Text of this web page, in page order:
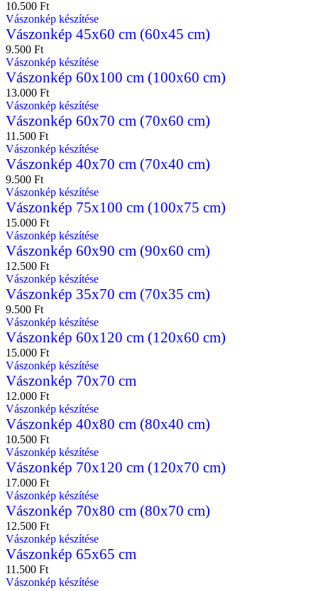
10.500 Ft
Vászonkép készítése
Vászonkép 45x60 cm (60x45 cm)
9.500 Ft
Vászonkép készítése
Vászonkép 60x100 cm (100x60 cm)
13.000 Ft
Vászonkép készítése
Vászonkép 60x70 cm (70x60 cm)
11.500 Ft
Vászonkép készítése
Vászonkép 40x70 cm (70x40 cm)
9.500 Ft
Vászonkép készítése
Vászonkép 75x100 cm (100x75 cm)
15.000 Ft
Vászonkép készítése
Vászonkép 60x90 cm (90x60 cm)
12.500 Ft
Vászonkép készítése
Vászonkép 35x70 cm (70x35 cm)
9.500 Ft
Vászonkép készítése
Vászonkép 60x120 cm (120x60 cm)
15.000 Ft
Vászonkép készítése
Vászonkép 70x70 cm
12.000 Ft
Vászonkép készítése
Vászonkép 40x80 cm (80x40 cm)
10.500 Ft
Vászonkép készítése
Vászonkép 70x120 cm (120x70 cm)
17.000 Ft
Vászonkép készítése
Vászonkép 70x80 cm (80x70 cm)
12.500 Ft
Vászonkép készítése
Vászonkép 65x65 cm
11.500 Ft
Vászonkép készítése